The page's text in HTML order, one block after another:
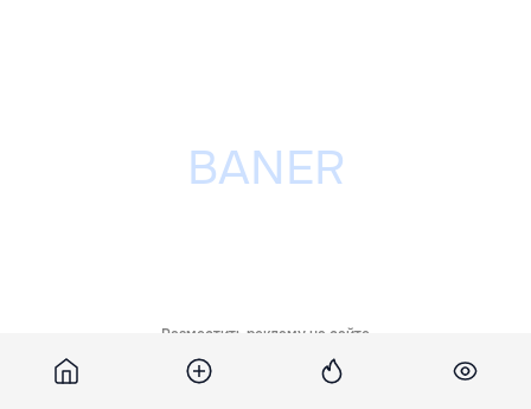
Разместить рекламу на сайте